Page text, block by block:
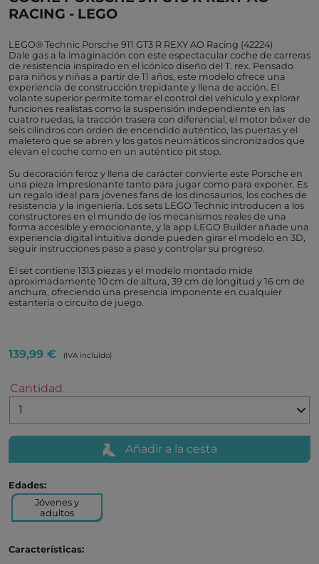
RACING - LEGO
LEGO® Technic Porsche 911 GT3 R REXY AO Racing (42224)
Dale gas a la imaginación con este espectacular coche de carreras
de resistencia inspirado en el icónico diseño del T. rex. Pensado
para niños y niñas a partir de 11 años, este modelo ofrece una
experiencia de construcción trepidante y llena de acción. El
volante superior permite tomar el control del vehículo y explorar
funciones realistas como la suspensión independiente en las
cuatro ruedas, la tracción trasera con diferencial, el motor bóxer de
seis cilindros con orden de encendido auténtico, las puertas y el
maletero que se abren y los gatos neumáticos sincronizados que
elevan el coche como en un auténtico pit stop.
Su decoración feroz y llena de carácter convierte este Porsche en
una pieza impresionante tanto para jugar como para exponer. Es
un regalo ideal para jóvenes fans de los dinosaurios, los coches de
resistencia y la ingeniería. Los sets LEGO Technic introducen a los
constructores en el mundo de los mecanismos reales de una
forma accesible y emocionante, y la app LEGO Builder añade una
experiencia digital intuitiva donde pueden girar el modelo en 3D,
seguir instrucciones paso a paso y controlar su progreso.
El set contiene 1313 piezas y el modelo montado mide
aproximadamente 10 cm de altura, 39 cm de longitud y 16 cm de
anchura, ofreciendo una presencia imponente en cualquier
estantería o circuito de juego.
139,99 € (IVA incluido)
Cantidad
Añadir a la cesta
Edades:
Jóvenes y
adultos
Características: